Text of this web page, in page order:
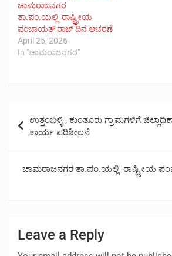
ಚಾಮರಾಜನಗರ
ತಾ.ಪಂ.ಯಲ್ಲಿ ರಾಷ್ಟ್ರೀಯ
ಪಂಚಾಯತ್ ರಾಜ್ ದಿನ ಆಚರಣೆ
April 25, 2026
In "ಚಾಮರಾಜನಗರ"
navigation
ಉತ್ತಂಬಳ್ಳಿ , ಕುಂತೂರು ಗ್ರಾಮಗಳಿಗೆ
ಕಾರ್ಯ ಪರಿಶೀಲನೆ
ಚಾಮರಾಜನಗರ ತಾ.ಪಂ.ಯಲ್ಲಿ ರಾಷ್ಟ್ರೀಯ
Leave a Reply